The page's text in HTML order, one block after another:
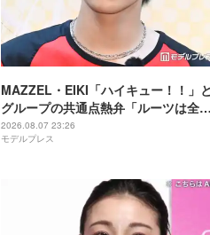
MAZZEL・EIKI「ハイキュー！！」と
グループの共通点熱弁「ルーツは全然
違うんですけど」
2026.08.07 23:26
モデルプレス